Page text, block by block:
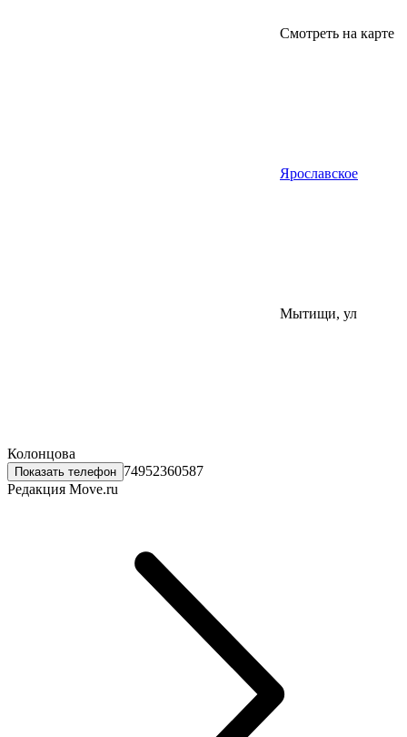
Смотреть на карте
Ярославское
Мытищи, ул
Колонцова
Показать телефон 74952360587
Редакция Move.ru